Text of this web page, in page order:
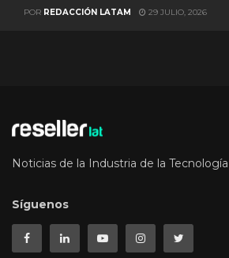
POR REDACCIÓN LATAM 29 JULIO, 2026
Noticias de la Industria de la
Síguenos